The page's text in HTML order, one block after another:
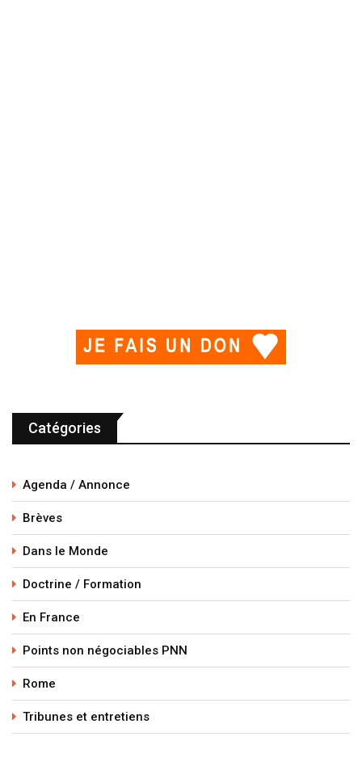
Catégories
Agenda / Annonce
Brèves
Dans le Monde
Doctrine / Formation
En France
Points non négociables PNN
Rome
Tribunes et entretiens